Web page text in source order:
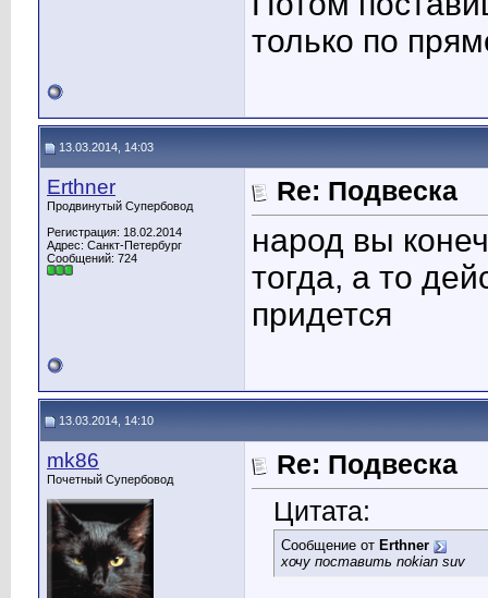
только по
13.03.2014, 14:03
Erthner
Продвинутый Супербовод
Регистрация: 18.02.2014
Адрес: Санкт-Петербург
Сообщений: 724
Re: Подвеска
народ вы
тогда, а то
придется
13.03.2014, 14:10
mk86
Почетный Супербовод
Re: Подвеска
Цитата:
Сообщение от Erthner
хочу поставить nokian suv